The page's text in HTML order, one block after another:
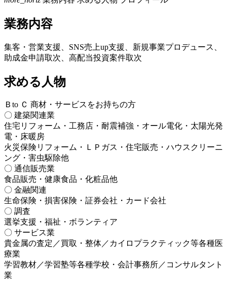
業務内容
集客・営業支援、SNS売上up支援、新規事業プロデュース、
助成金申請取次、高配当投資案件取次
求める人物
Ｂto Ｃ 商材・サービスをお持ちの方
〇 建築関連業
住宅リフォーム・工務店・耐震補強・オール電化・太陽光発
電・床暖房
火災保険リフォーム・ＬＰガス・住宅販売・ハウスクリーニ
ング・害虫駆除他
〇 通信販売業
食品販売・健康食品・化粧品他
〇 金融関連
生命保険・損害保険・証券会社・カード会社
〇 調査
選挙支援・福祉・ボランティア
〇 サービス業
貴金属の査定／買取・整体／カイロプラクティック等各種医
療業
学習教材／学習塾等各種学校・会計事務所／コンサルタント
業